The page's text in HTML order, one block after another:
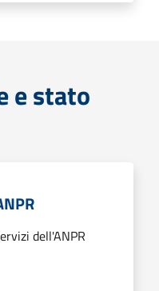
e stato
dell'ANPR